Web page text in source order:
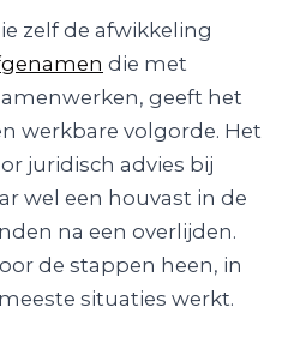
zelf de afwikkeling
die met
geeft het
werkbare volgorde. Het
juridisch advies bij
wel een houvast in de
na een overlijden.
de stappen heen, in
situaties werkt.